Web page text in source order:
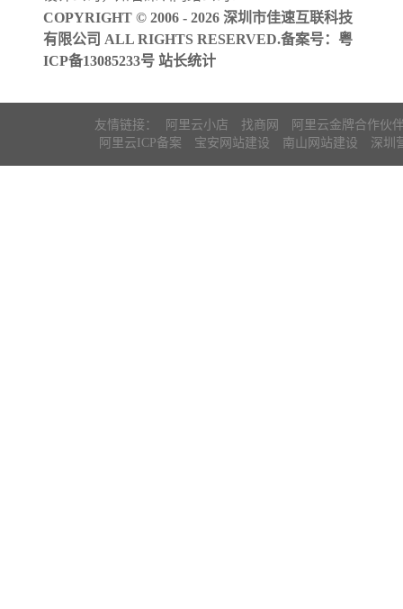
COPYRIGHT © 2006 - 2026 深圳市佳速互联科技
有限公司 ALL RIGHTS RESERVED.备案号： 粤
ICP备13085233号 站长统计
友情链接： 阿里云小店 找商网
阿里云金牌合作伙
阿里云ICP备案
宝安网站建设 南山网站建设 深圳